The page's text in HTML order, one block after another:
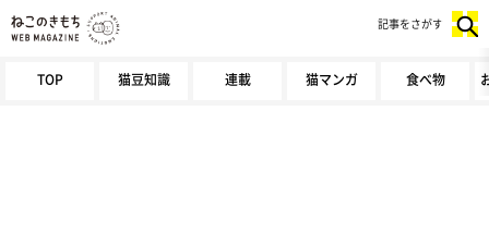
TOP 猫豆知識 連載 猫マンガ 食べ物
記事をさがす